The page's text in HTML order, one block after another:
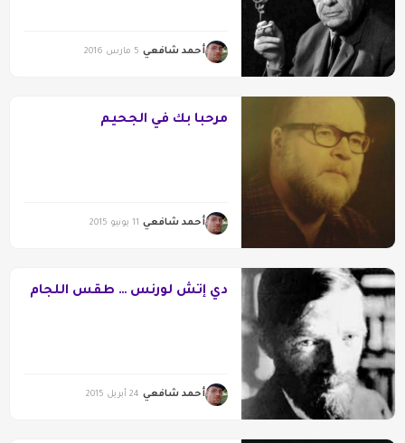
أحمد شافعي 5 مارس 2016
مرحبا بك في الجحيم
أحمد شافعي 11 يونيو 2015
دي إتش لورنس … طقس اللجام
أحمد شافعي 24 أبريل 2015